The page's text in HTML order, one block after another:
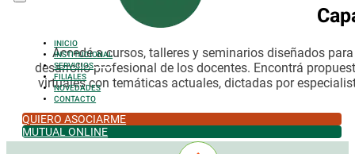
INICIO
INSTITUCIONAL
SERVICIOS
FILIALES
NOVEDADES
CONTACTO
QUIERO ASOCIARME
MUTUAL ONLINE
Accedé a cursos, talleres y seminarios diseñados
desarrollo profesional de los docentes. Encontrá
virtuales con temáticas actuales, dictadas por